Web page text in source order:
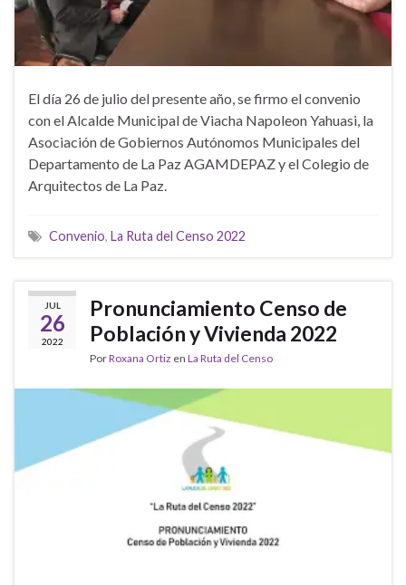
El día 26 de julio del presente año, se firmo el convenio
con el Alcalde Municipal de Viacha Napoleon Yahuasi, la
Asociación de Gobiernos Autónomos Municipales del
Departamento de La Paz AGAMDEPAZ y el Colegio de
Arquitectos de La Paz.
Convenio, La Ruta del Censo 2022
JUL
26
2022
Pronunciamiento Censo de
Población y Vivienda 2022
PorRoxana Ortiz en La Ruta del Censo